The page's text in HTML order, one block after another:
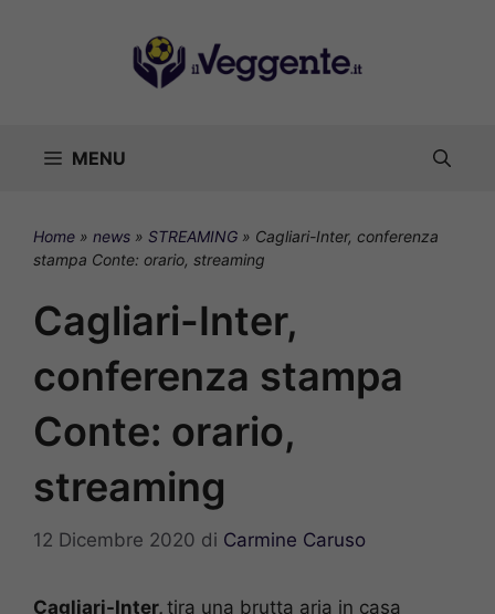
MENU
Home » news » STREAMING » Cagliari-Inter, conferenza
stampa Conte: orario, streaming
Cagliari-Inter,
conferenza stampa
Conte: orario,
streaming
12 Dicembre 2020 di Carmine Caruso
Cagliari-Inter, tira una brutta aria in casa